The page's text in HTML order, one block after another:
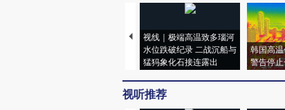
视线｜极端高温致多瑙河
水位跌破纪录 二战沉船与
猛犸象化石接连露出
韩国高
警告停
视听推荐